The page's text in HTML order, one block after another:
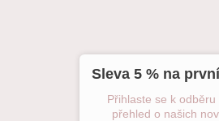
Sleva 5 % na
Přihlaste se k odběru
přehled o našich